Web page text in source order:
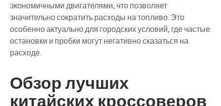
экономичными двигателями, что позволяет
значительно сократить расходы на топливо. Это
особенно актуально для городских условий, где частые
остановки и пробки могут негативно сказаться на
расходе.
Обзор лучших
китайских кроссоверов